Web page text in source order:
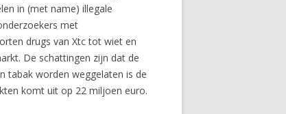
in (met name) illegale
met
drugs van Xtc tot wiet en
De schattingen zijn dat de
tabak worden weggelaten is de
komt uit op 22 miljoen euro.